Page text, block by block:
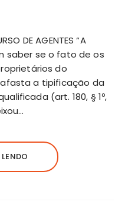
DE AGENTES “A
saber se o fato de os
do
a tipificação da
(art. 180, § 1º,